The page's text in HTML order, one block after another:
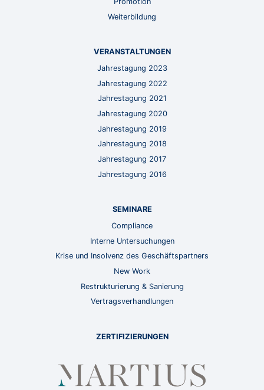
Weiterbildung
VERANSTALTUNGEN
Jahrestagung 2023
Jahrestagung 2022
Jahrestagung 2021
Jahrestagung 2020
Jahrestagung 2019
Jahrestagung 2018
Jahrestagung 2017
Jahrestagung 2016
SEMINARE
Compliance
Interne Untersuchungen
Krise und Insolvenz des Geschäftspartners
New Work
Restrukturierung & Sanierung
Vertragsverhandlungen
ZERTIFIZIERUNGEN